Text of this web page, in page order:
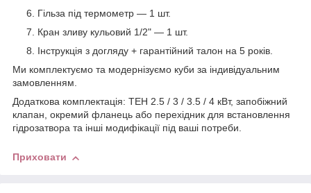
Гільза під термометр — 1 шт.
Кран зливу кульовий 1/2" — 1 шт.
Інструкція з догляду + гарантійний талон на 5 років.
Ми комплектуємо та модернізуємо куби за індивідуальним
замовленням.
Додаткова комплектація: ТЕН 2.5 / 3 / 3.5 / 4 кВт, запобіжний
клапан, окремий фланець або перехідник для встановлення
гідрозатвора та інші модифікації під ваші потреби.
Приховати